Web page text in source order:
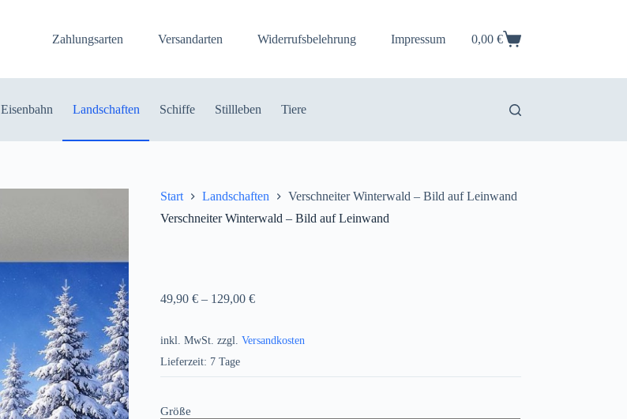
Zahlungsarten Versandarten Widerrufsbelehrung Impressum Warenkorb
0,00 €
Eisenbahn Landschaften Schiffe Stillleben Tiere
Start Landschaften
Verschneiter Winterwald – Bild auf Leinwand
Verschneiter Winterwald – Bild auf Leinwand
49,90€ – 129,00€
inkl. MwSt. zzgl.Versandkosten
Lieferzeit: 7 Tage
Größe